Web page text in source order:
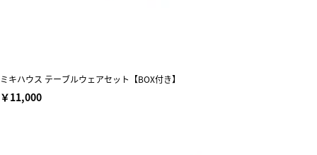
ミキハウス テーブルウェアセット【BOX付き】
￥11,000